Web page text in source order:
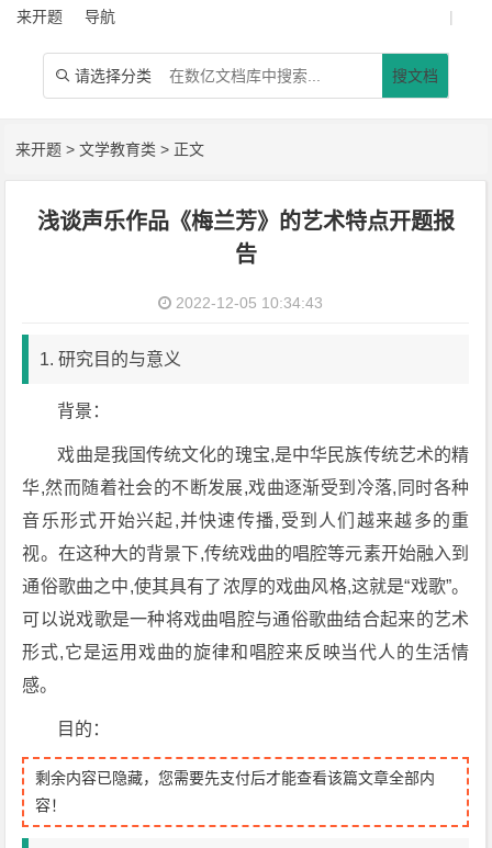
来开题 导航 |
 请选择分类 搜文档
来开题 >文学教育类 > 正文
浅谈声乐作品《梅兰芳》的艺术特点开题报
告
2022-12-05 10:34:43
1. 研究目的与意义
背景：
戏曲是我国传统文化的瑰宝,是中华民族传统艺术的精
华,然而随着社会的不断发展,戏曲逐渐受到冷落,同时各种
音乐形式开始兴起,并快速传播,受到人们越来越多的重
视。在这种大的背景下,传统戏曲的唱腔等元素开始融入到
通俗歌曲之中,使其具有了浓厚的戏曲风格,这就是“戏歌”。
可以说戏歌是一种将戏曲唱腔与通俗歌曲结合起来的艺术
形式,它是运用戏曲的旋律和唱腔来反映当代人的生活情
感。
目的：
剩余内容已隐藏，您需要先支付后才能查看该篇文章全部内
容！